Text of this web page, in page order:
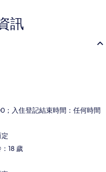
訊
；入住登記結束時間：任何時間
18 歲